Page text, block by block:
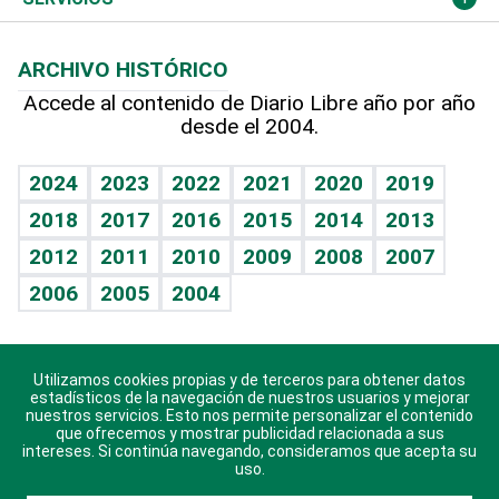
Hablando con el pediatra
Vida y familia
Eñe
Celebrando la vida
Sin complejos
En pocas palabras
Escuchando al corazón
Economía Personal
Línea de hit
TBT Deportivo
Más firmas
Hecho en casa
Guía del dinero
Cumpleaños
Horóscopos
Crucigramas
ARCHIVO HISTÓRICO
Accede al contenido de Diario Libre año por año
desde el 2004.
2024 2023 2022 2021 2020
2019
2018
2017 2016 2015 2014
2013
2012
2011 2010 2009 2008
2007
2006
2005 2004
Descarga nuestras aplicaciones para Android, iOS y
sistema Huawei.
Utilizamos cookies propias y de terceros para obtener datos
estadísticos de la navegación de nuestros usuarios y mejorar
nuestros servicios. Esto nos permite personalizar el contenido
que ofrecemos y mostrar publicidad relacionada a sus
intereses. Si continúa navegando, consideramos que acepta su
uso.